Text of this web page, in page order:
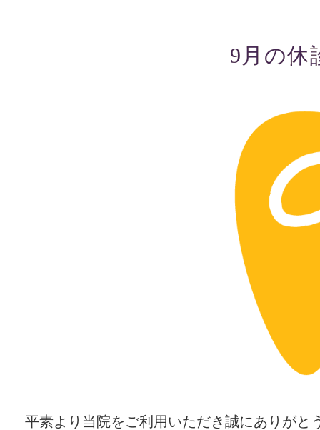
9月の休
平素より当院をご利用いただき誠にありがと